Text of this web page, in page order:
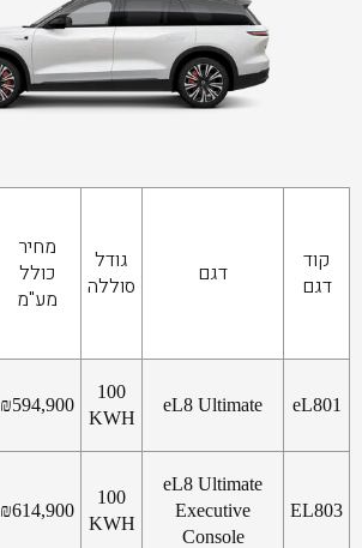
קוד
דגם
דגם
גודל
סוללה
מחיר
כולל
מע"מ
eL801
eL8 Ultimate
100
KWH
₪594,900
EL803
eL8 Ultimate
Executive
Console
100
KWH
₪614,900